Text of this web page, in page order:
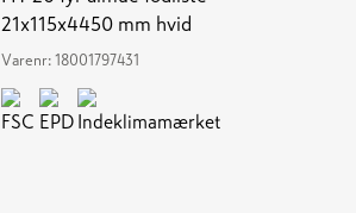
21x115x4450 mm hvid
Varenr: 18001797431